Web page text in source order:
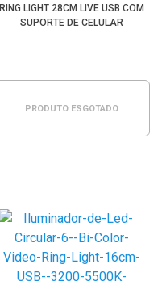
RING LIGHT 28CM LIVE USB COM
SUPORTE DE CELULAR
PRODUTO ESGOTADO